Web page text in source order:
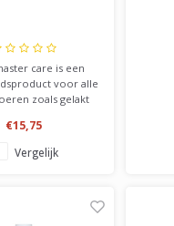
care is een
voor alle
zoals gelakt
kleine krasjes, en
tegen
de toplaag van je
€15,75
Vergelijk